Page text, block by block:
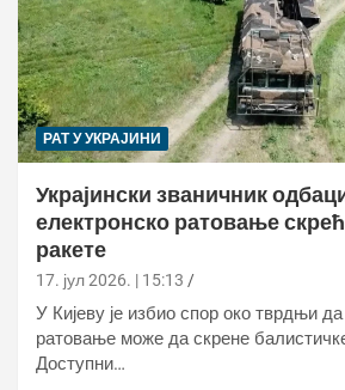
РАТ У УКРАЈИНИ
Украјински званичник
електронско ратовање
ракете
17. јул 2026. | 15:13
У Кијеву је избио спор око тврдњи
ратовање може да скрене
Доступни…